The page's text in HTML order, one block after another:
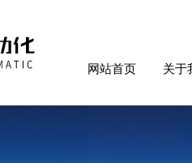
网站首页 关于